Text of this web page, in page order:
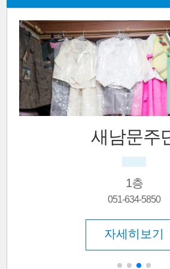
대진상사
1층
051-647-9519
자세히보기